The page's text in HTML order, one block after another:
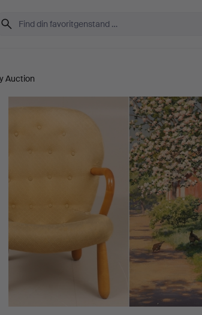
Auction